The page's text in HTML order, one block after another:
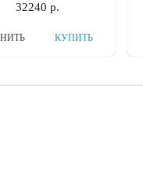
32240 р.
КУПИТЬ